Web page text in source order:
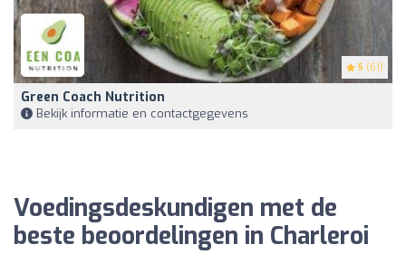
5 (61)
Green Coach Nutrition
Bekijk informatie en contactgegevens
Voedingsdeskundigen met de
beste beoordelingen in Charleroi